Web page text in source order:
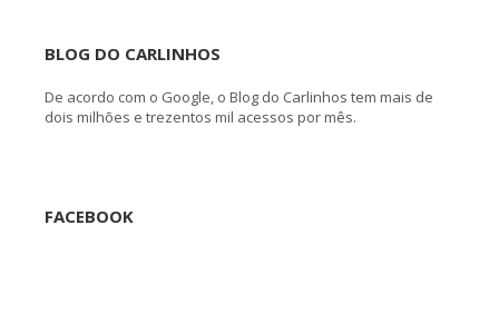
BLOG DO CARLINHOS
De acordo com o Google, o Blog do Carlinhos tem mais de
dois milhões e trezentos mil acessos por mês.
FACEBOOK